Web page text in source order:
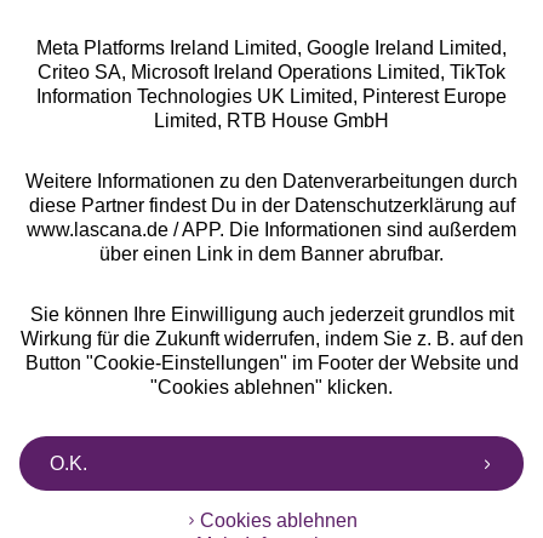
Alle Preise inkl. MwSt., zzgl.
Versandkosten
** Bonität vorausgesetzt, berechtigt zur Bonitätsprüfung
Meta Platforms Ireland Limited, Google Ireland Limited,
Criteo SA, Microsoft Ireland Operations Limited, TikTok
Information Technologies UK Limited, Pinterest Europe
Limited, RTB House GmbH
Weitere Informationen zu den Datenverarbeitungen durch
diese Partner findest Du in der Datenschutzerklärung auf
www.lascana.de / APP. Die Informationen sind außerdem
über einen Link in dem Banner abrufbar.
Sie können Ihre Einwilligung auch jederzeit grundlos mit
Wirkung für die Zukunft widerrufen, indem Sie z. B. auf den
Button "Cookie-Einstellungen" im Footer der Website und
"Cookies ablehnen" klicken.
O.K.
Cookies ablehnen